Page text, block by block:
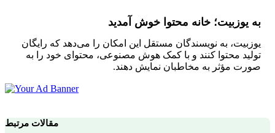
به یوزبیت؛ خانه محتوا خوش آمدید
یوزبیت، به نویسندگان مستقل این امکان را می‌دهد که رایگان
تولید محتوا کنند و با کمک هوش مصنوعی، محتوای خود را به
صورت مؤثر به مخاطبان نمایش دهند.
مقالات مرتبط